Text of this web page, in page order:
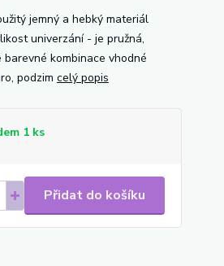
jemný a hebký materiál
univerzání - je pružná,
kombinace vhodné
podzim celý popis
1 ks
Přidat do košíku